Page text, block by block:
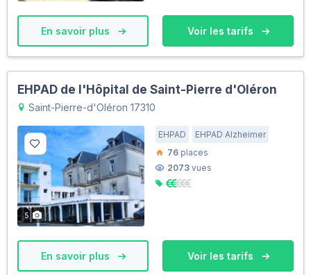
En savoir plus Voir les tarifs
EHPAD de l'Hôpital de Saint-Pierre d'Oléron
Saint-Pierre-d'Oléron 17310
5
EHPAD
EHPAD Alzheimer
76 places
2073 vues
En savoir plus Voir les tarifs